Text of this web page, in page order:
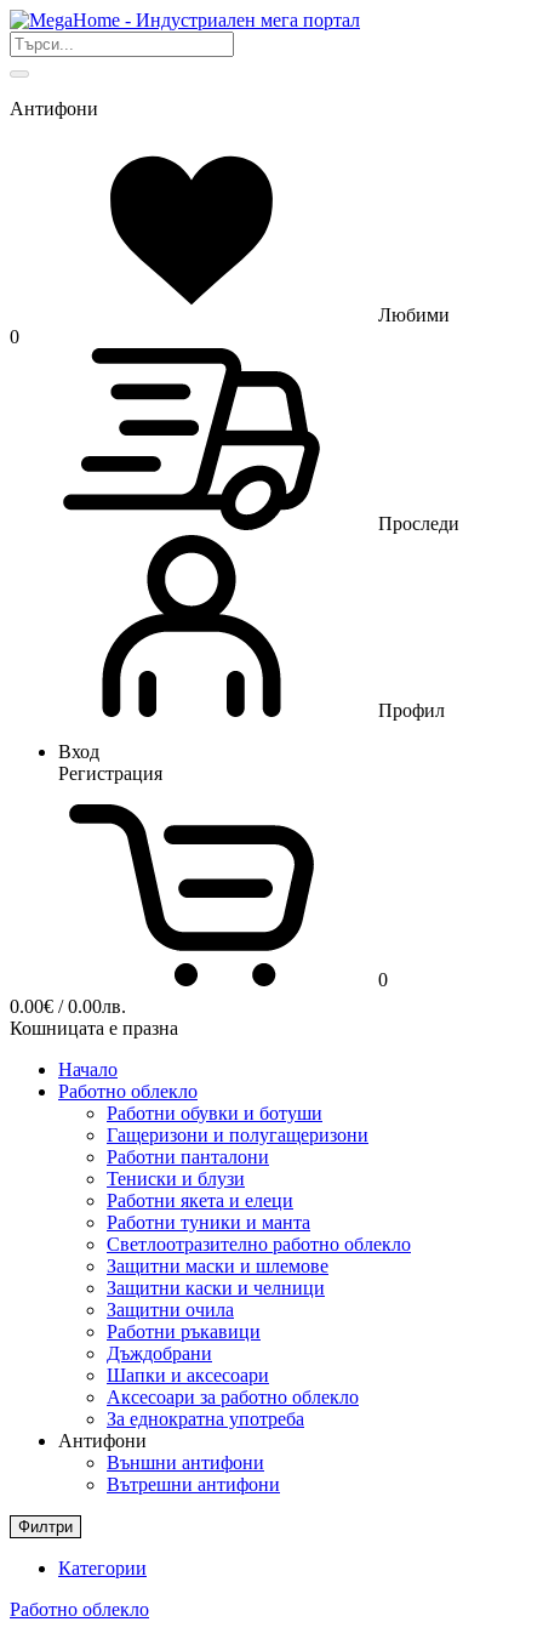
Антифони
Любими
0
Проследи
Профил
Вход
Регистрация
0
0.00€ / 0.00лв.
Кошницата е празна
Начало
Работно облекло
Работни обувки и ботуши
Гащеризони и полугащеризони
Работни панталони
Тениски и блузи
Работни якета и елеци
Работни туники и манта
Светлоотразително работно облекло
Защитни маски и шлемове
Защитни каски и челници
Защитни очила
Работни ръкавици
Дъждобрани
Шапки и аксесоари
Аксесоари за работно облекло
За еднократна употреба
Антифони
Външни антифони
Вътрешни антифони
Филтри
Категории
Работно облекло